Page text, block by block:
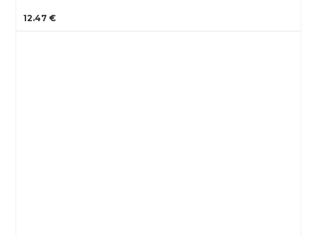
12.47 €